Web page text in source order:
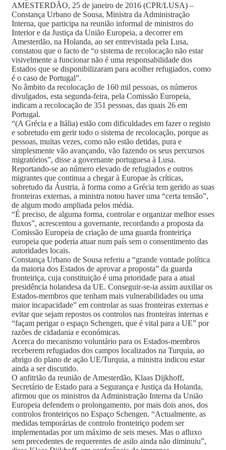
AMESTERDÃO, 25 de janeiro de 2016 (CPR/LUSA) –
Constança Urbano de Sousa, Ministra da Administração
Interna, que participa na reunião informal de ministros do
Interior e da Justiça da União Europeia, a decorrer em
Amesterdão, na Holanda, ao ser entrevistada pela Lusa,
constatou que o facto de “o sistema de recolocação não estar
visivelmente a funcionar não é uma responsabilidade dos
Estados que se disponibilizaram para acolher refugia­dos, como
é o caso de Portugal”.
No âmbito da recolocação de 160 mil pessoas, os números
divulgados, esta segunda-feira, pela Comissão Europeia,
indicam a recolocação de 351 pessoas, das quais 26 em
Portugal.
“(A Grécia e a Itália) estão com dificuldades em fazer o registo
e sobretudo em gerir todo o sistema de recolocação, porque as
pessoas, muitas vezes, como não estão detidas, pura e
simplesmente vão avançando, vão fazendo os seus percursos
migratórios”, disse a governante portuguesa à Lusa.
Reportando-se ao número elevado de refugiados e outros
migrantes que continua a chegar à Europae às críticas,
sobretudo da Áustria, à forma como a Grécia tem gerido as suas
fronteiras externas, a ministra notou haver uma “certa tensão”,
de algum modo ampliada pelos média.
“É preciso, de alguma forma, controlar e organizar melhor esses
fluxos”, acrescentou a governante, recordando a proposta da
Comissão Europeia de criação de uma guarda fronteiriça
europeia que poderia atuar num país sem o consentimento das
autoridades locais.
Constança Urbano de Sousa referiu a “grande vontade política
da maioria dos Estados de aprovar a proposta” da guarda
fronteiriça, cuja constituição é uma prioridade para a atual
presidência holandesa da UE. Conseguir-se-ia assim auxiliar os
Estados-membros que tenham mais vulnerabilidades ou uma
maior incapacidade” em controlar as suas fronteiras externas e
evitar que sejam repostos os controlos nas fronteiras internas e
“façam perigar o espaço Schengen, que é vital para a UE” por
razões de cidadania e económicas.
Acerca do mecanismo voluntário para os Estados-membros
receberem refugiados dos campos localizados na Turquia, ao
abrigo do plano de ação UE/Turquia, a ministra indicou estar
ainda a ser discutido.
O anfitrião da reunião de Amesterdão, Klaas Dijkhoff,
Secretário de Estado para a Segurança e Justiça da Holanda,
afirmou que os ministros da Administração Interna da União
Europeia defendem o prolongamento, por mais dois anos, dos
controlos fronteiriços no Espaço Schengen. “Actualmente, as
medidas temporárias de controlo fronteiriço podem ser
implementadas por um máximo de seis meses. Mas o afluxo
sem precedentes de requerentes de asilo ainda não diminuiu”,